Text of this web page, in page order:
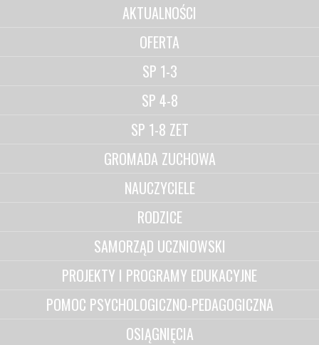
AKTUALNOŚCI
OFERTA
SP 1-3
SP 4-8
SP 1-8 ZET
GROMADA ZUCHOWA
NAUCZYCIELE
RODZICE
SAMORZĄD UCZNIOWSKI
PROJEKTY I PROGRAMY EDUKACYJNE
POMOC PSYCHOLOGICZNO-PEDAGOGICZNA
OSIĄGNIĘCIA